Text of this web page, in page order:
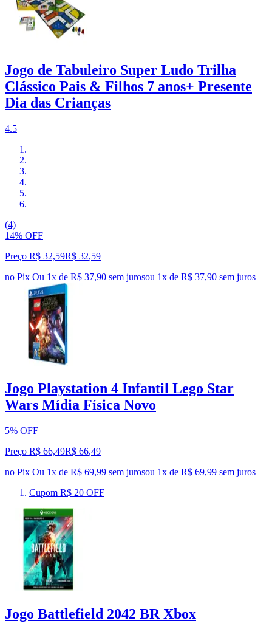
Jogo de Tabuleiro Super Ludo Trilha
Clássico Pais & Filhos 7 anos+ Presente
Dia das Crianças
4.5
(4)
14% OFF
Preço R$ 32,59R$ 32,59
no Pix Ou 1x de R$ 37,90 sem jurosou 1x de R$ 37,90 sem juros
Jogo Playstation 4 Infantil Lego Star
Wars Mídia Física Novo
5% OFF
Preço R$ 66,49R$ 66,49
no Pix Ou 1x de R$ 69,99 sem jurosou 1x de R$ 69,99 sem juros
Cupom R$ 20 OFF
Jogo Battlefield 2042 BR Xbox